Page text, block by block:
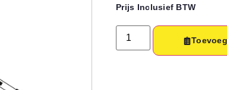
Prijs Inclusief BTW